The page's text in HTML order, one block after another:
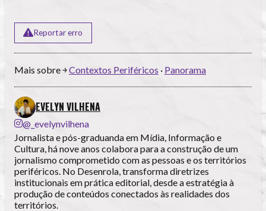
Reportar erro
Mais sobre ￫Contextos Periféricos · Panorama
EVELYN VILHENA
@_evelynvilhena
Jornalista e pós-graduanda em Mídia, Informação e
Cultura, há nove anos colabora para a construção de um
jornalismo comprometido com as pessoas e os territórios
periféricos. No Desenrola, transforma diretrizes
institucionais em prática editorial, desde a estratégia à
produção de conteúdos conectados às realidades dos
territórios.